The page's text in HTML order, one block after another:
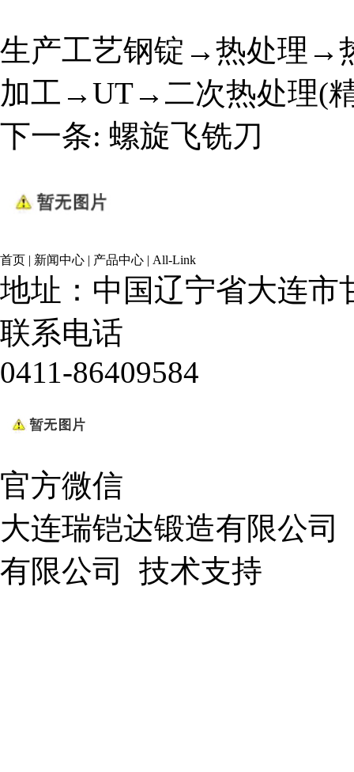
生产工艺钢锭→热处理→
加工→UT→二次热处理(
下一条: 螺旋飞铣刀
首页 | 新闻中心 | 产品中心 | All-Link
地址：中国辽宁省大连市
联系电话
0411-86409584
官方微信
大连瑞铠达锻造有限公
有限公司
技术支持